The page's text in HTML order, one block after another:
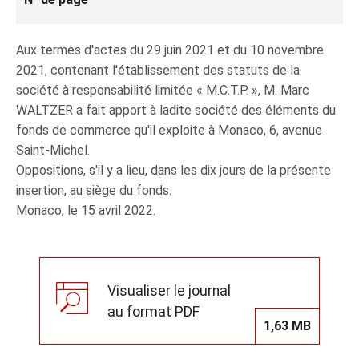
Aux termes d'actes du 29 juin 2021 et du 10 novembre
2021, contenant l'établissement des statuts de la
société à responsabilité limitée « M.C.T.P. », M. Marc
WALTZER a fait apport à ladite société des éléments du
fonds de commerce qu'il exploite à Monaco, 6, avenue
Saint-Michel.
Oppositions, s'il y a lieu, dans les dix jours de la présente
insertion, au siège du fonds.
Monaco, le 15 avril 2022.
Visualiser le journal
au format PDF
1,63 MB